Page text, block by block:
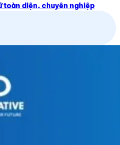
toàn diện, chuyên nghiệp